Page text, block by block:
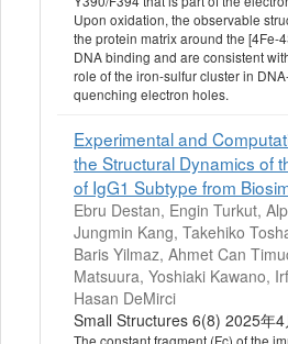
Upon oxidation, the observable
the protein matrix around the [4Fe-
DNA binding and are consistent
role of the iron-sulfur cluster in
quenching electron holes.
Experimental and
the Structural Dynamics of
of IgG1 Subtype from
Ebru Destan, Engin Turkut,
Jungmin Kang, Takehiko
Baris Yilmaz, Ahmet Can
Matsuura, Yoshiaki Kawano,
Hasan DeMirci
Small Structures 6(8) 2025年4
The constant fragment (Fc) of the